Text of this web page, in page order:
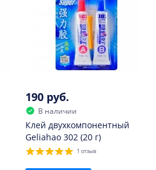
190 руб.
В наличии
Клей двухкомпонентный
Geliahao 302 (20 г)
1 отзыв